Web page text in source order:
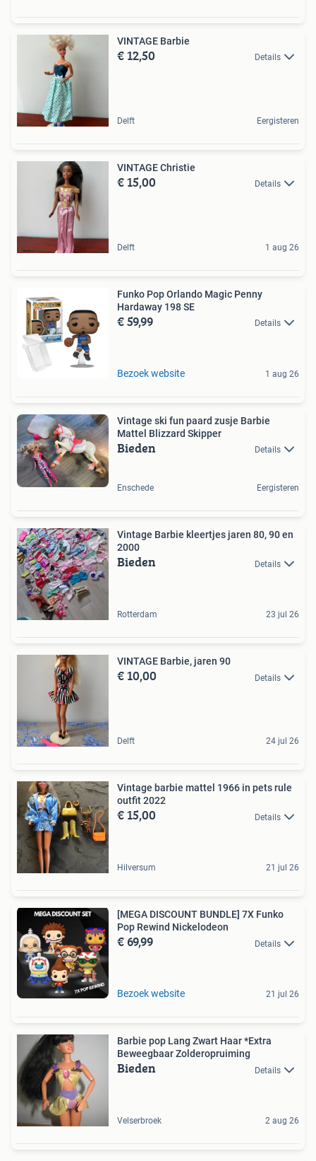
VINTAGE Barbie
€ 12,50 Details
Delft Eergisteren
VINTAGE Christie
€ 15,00 Details
Delft 1 aug 26
Funko Pop Orlando Magic Penny
Hardaway 198 SE
€ 59,99 Details
Bezoek website 1 aug 26
Vintage ski fun paard zusje Barbie
Mattel Blizzard Skipper
Bieden Details
Enschede Eergisteren
Vintage Barbie kleertjes jaren 80, 90 en
2000
Bieden Details
Rotterdam 23 jul 26
VINTAGE Barbie, jaren 90
€ 10,00 Details
Delft 24 jul 26
Vintage barbie mattel 1966 in pets rule
outfit 2022
€ 15,00 Details
Hilversum 21 jul 26
[MEGA DISCOUNT BUNDLE] 7X Funko
Pop Rewind Nickelodeon
€ 69,99 Details
Bezoek website 21 jul 26
Barbie pop Lang Zwart Haar *Extra
Beweegbaar Zolderopruiming
Bieden Details
Velserbroek 2 aug 26